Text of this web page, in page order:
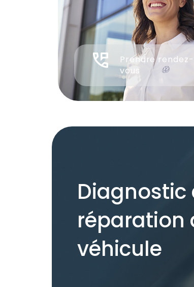
Prendre rendez-
vous
Diagnostic
réparation
véhicule